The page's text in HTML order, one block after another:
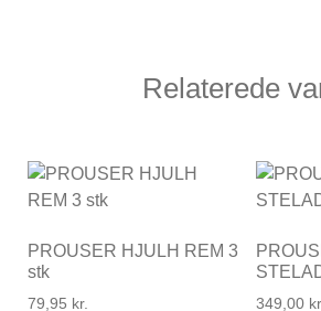
Relaterede
PROUSER HJULH REM 3
stk
79,95 kr. 349,00